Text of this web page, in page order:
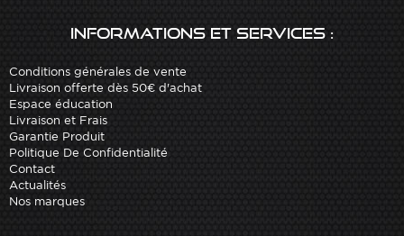
Informations et services :
Conditions générales de vente
Livraison offerte dès 50€ d'achat
Espace éducation
Livraison et Frais
Garantie Produit
Politique De Confidentialité
Contact
Actualités
Nos marques